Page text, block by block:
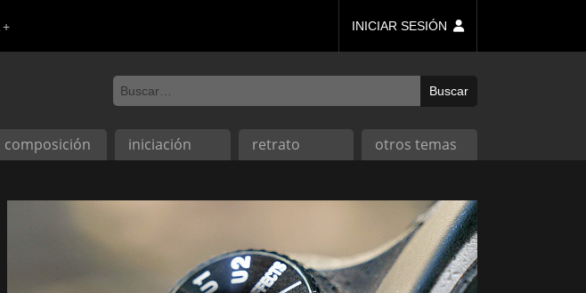
INICIAR SESIÓN
composición iniciación retrato otros temas